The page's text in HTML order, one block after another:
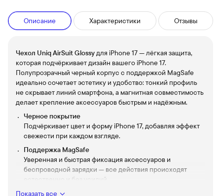
Описание Характеристики Отзывы
Чехол Uniq AirSuit Glossyдля iPhone 17 — лёгкая защита,
которая подчёркивает дизайн вашего iPhone 17.
Полупрозрачный черный корпус с поддержкой MagSafe
идеально сочетает эстетику и удобство: тонкий профиль
не скрывает линий смартфона, а магнитная совместимость
делает крепление аксессуаров быстрым и надёжным.
Черное покрытие
Подчёркивает цвет и форму iPhone 17, добавляя эффект
свежести при каждом взгляде.
Поддержка MagSafe
Уверенная и быстрая фиксация аксессуаров и
беспроводной зарядки — все действия происходят
естественно и без усилий.
Тонкий и лёгкий дизайн
Показать все